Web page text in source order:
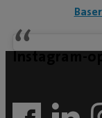
Instagram-